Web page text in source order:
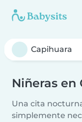
Niñeras en
Una cita
simplemente